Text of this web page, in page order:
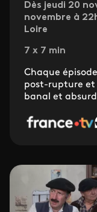
Dès jeudi 20
novembre à
Loire
7 x 7 min
Chaque
post-rupture et
banal et